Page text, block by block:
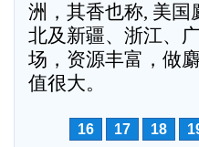
洲，其香也称, 美国
北及新疆、浙江、
场，资源丰富，做
值很大。
16 17 18